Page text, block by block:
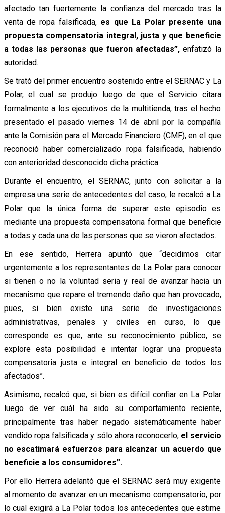
afectado tan fuertemente la confianza del mercado tras la
venta de ropa falsificada, es que La Polar presente una
propuesta compensatoria integral, justa y que beneficie
a todas las personas que fueron afectadas”, enfatizó la
autoridad.
Se trató del primer encuentro sostenido entre el SERNAC y La
Polar, el cual se produjo luego de que el Servicio citara
formalmente a los ejecutivos de la multitienda, tras el hecho
presentado el pasado viernes 14 de abril por la compañía
ante la Comisión para el Mercado Financiero (CMF), en el que
reconoció haber comercializado ropa falsificada, habiendo
con anterioridad desconocido dicha práctica.
Durante el encuentro, el SERNAC, junto con solicitar a la
empresa una serie de antecedentes del caso, le recalcó a La
Polar que la única forma de superar este episodio es
mediante una propuesta compensatoria formal que beneficie
a todas y cada una de las personas que se vieron afectados.
En ese sentido, Herrera apuntó que “decidimos citar
urgentemente a los representantes de La Polar para conocer
si tienen o no la voluntad seria y real de avanzar hacia un
mecanismo que repare el tremendo daño que han provocado,
pues, si bien existe una serie de investigaciones
administrativas, penales y civiles en curso, lo que
corresponde es que, ante su reconocimiento público, se
explore esta posibilidad e intentar lograr una propuesta
compensatoria justa e integral en beneficio de todos los
afectados”.
Asimismo, recalcó que, si bien es difícil confiar en La Polar
luego de ver cuál ha sido su comportamiento reciente,
principalmente tras haber negado sistemáticamente haber
vendido ropa falsificada y sólo ahora reconocerlo, el servicio
no escatimará esfuerzos para alcanzar un acuerdo que
beneficie a los consumidores”.
Por ello Herrera adelantó que el SERNAC será muy exigente
al momento de avanzar en un mecanismo compensatorio, por
lo cual exigirá a La Polar todos los antecedentes que estime